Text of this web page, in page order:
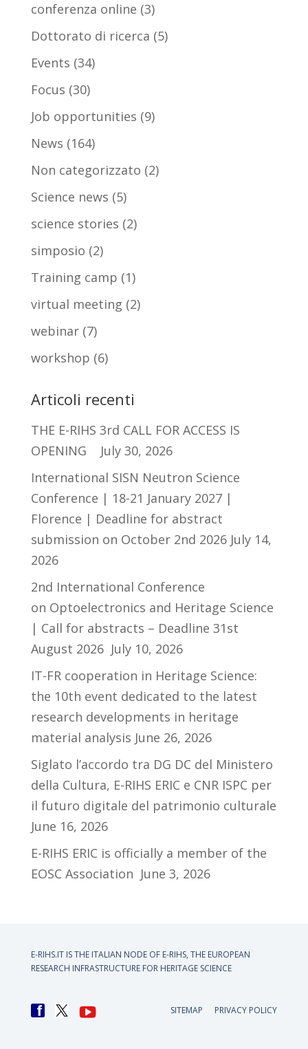
conferenza online (3)
Dottorato di ricerca (5)
Events (34)
Focus (30)
Job opportunities (9)
News (164)
Non categorizzato (2)
Science news (5)
science stories (2)
simposio (2)
Training camp (1)
virtual meeting (2)
webinar(7)
workshop (6)
Articoli recenti
THE E-RIHS 3rd CALL FOR ACCESS IS
OPENING
July 30, 2026
International SISN Neutron Science
Conference | 18-21 January 2027 |
Florence | Deadline for abstract
submission on October 2nd 2026 July 14,
2026
2nd International Conference
on Optoelectronics and Heritage Science
| Call for abstracts – Deadline 31st
August 2026 July 10, 2026
IT-FR cooperation in Heritage Science:
the 10th event dedicated to the latest
research developments in heritage
material analysis June 26, 2026
Siglato l’accordo tra DG DC del Ministero
della Cultura, E-RIHS ERIC e CNR ISPC per
il futuro digitale del patrimonio culturale
June 16, 2026
E-RIHS ERIC is officially a member of the
EOSC Association June 3, 2026
E-RIHS.IT IS THE ITALIAN NODE OF E-RIHS, THE EUROPEAN
RESEARCH INFRASTRUCTURE FOR HERITAGE SCIENCE
SITEMAP PRIVACY POLICY